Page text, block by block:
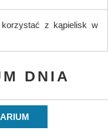
korzystać z kąpielisk w
DNIA